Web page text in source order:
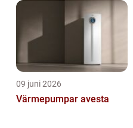
09 juni 2026
Värmepumpar avesta